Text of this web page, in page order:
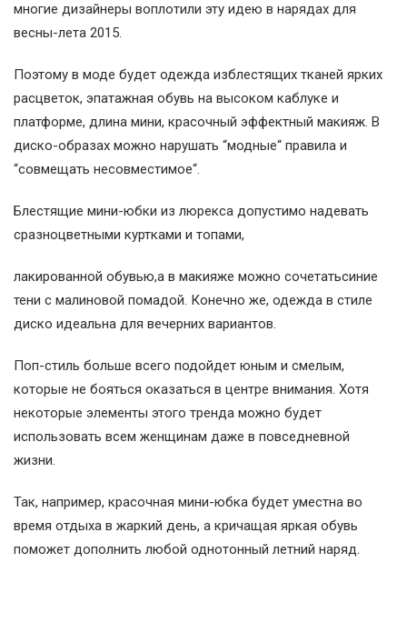
многие дизайнеры воплотили эту идею в нарядах для
весны-лета 2015.
Поэтому в моде будет одежда изблестящих тканей ярких
расцветок, эпатажная обувь на высоком каблуке и
платформе, длина мини, красочный эффектный макияж. В
диско-образах можно нарушать “модные“ правила и
“совмещать несовместимое“.
Блестящие мини-юбки из люрекса допустимо надевать
сразноцветными куртками и топами,
лакированной обувью,а в макияже можно сочетатьсиние
тени с малиновой помадой. Конечно же, одежда в стиле
диско идеальна для вечерних вариантов.
Поп-стиль больше всего подойдет юным и смелым,
которые не бояться оказаться в центре внимания. Хотя
некоторые элементы этого тренда можно будет
использовать всем женщинам даже в повседневной
жизни.
Так, например, красочная мини-юбка будет уместна во
время отдыха в жаркий день, а кричащая яркая обувь
поможет дополнить любой однотонный летний наряд.